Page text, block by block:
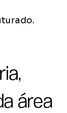
área